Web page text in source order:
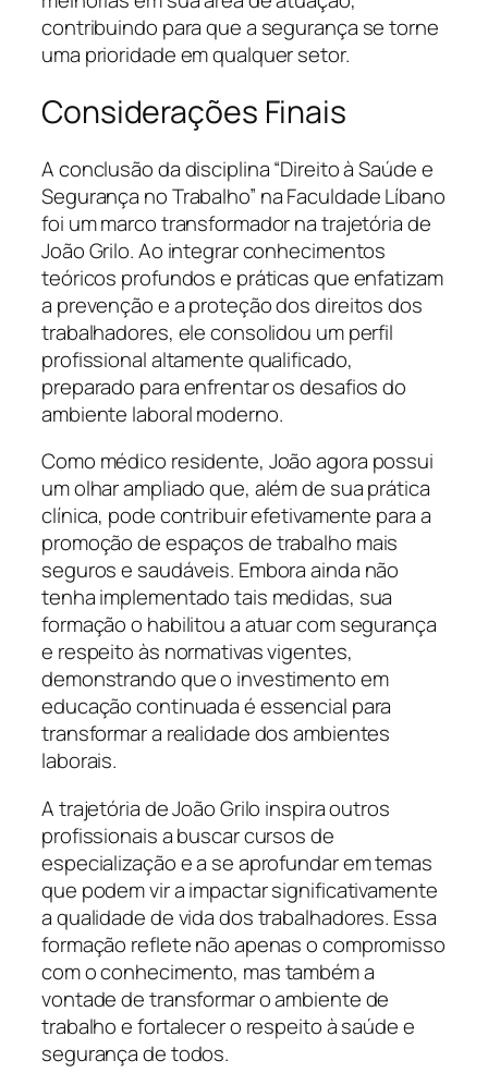
contribuindo para que a segurança se torne
uma prioridade em qualquer setor.
Considerações Finais
A conclusão da disciplina “Direito à Saúde e
Segurança no Trabalho” na Faculdade Líbano
foi um marco transformador na trajetória de
João Grilo. Ao integrar conhecimentos
teóricos profundos e práticas que enfatizam
a prevenção e a proteção dos direitos dos
trabalhadores, ele consolidou um perfil
profissional altamente qualificado,
preparado para enfrentar os desafios do
ambiente laboral moderno.
Como médico residente, João agora possui
um olhar ampliado que, além de sua prática
clínica, pode contribuir efetivamente para a
promoção de espaços de trabalho mais
seguros e saudáveis. Embora ainda não
tenha implementado tais medidas, sua
formação o habilitou a atuar com segurança
e respeito às normativas vigentes,
demonstrando que o investimento em
educação continuada é essencial para
transformar a realidade dos ambientes
laborais.
A trajetória de João Grilo inspira outros
profissionais a buscar cursos de
especialização e a se aprofundar em temas
que podem vir a impactar significativamente
a qualidade de vida dos trabalhadores. Essa
formação reflete não apenas o compromisso
com o conhecimento, mas também a
vontade de transformar o ambiente de
trabalho e fortalecer o respeito à saúde e
segurança de todos.